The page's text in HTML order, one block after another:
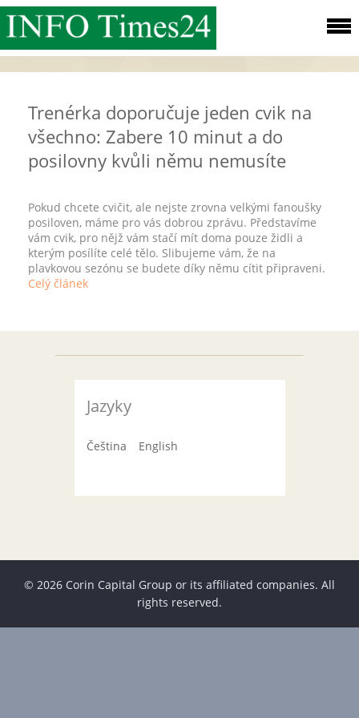
Trenérka doporučuje jeden cvik na
všechno: Zabere 10 minut a do
posilovny kvůli němu nemusíte
Pokud chcete cvičit, ale nejste zrovna velkými fanoušky
posiloven, máme pro vás dobrou zprávu. Představíme
vám cvik, pro nějž vám stačí mít doma pouze židli a
kterým posílíte celé tělo. Slibujeme vám, že na
plavkovou sezónu se budete díky němu cítit připraveni.
Celý článek
Jazyky
Čeština English
© 2026 Corin Capital Group or its affiliated companies. All
rights reserved.